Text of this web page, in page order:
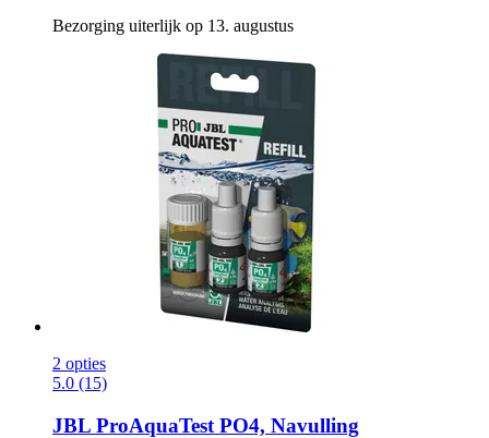
Bezorging uiterlijk op 13. augustus
2 opties
5.0 (15)
JBL ProAquaTest PO4, Navulling